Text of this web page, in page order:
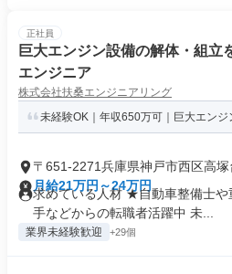
正社員
巨大エンジン設備の解体・組立
エンジニア
株式会社扶桑エンジニアリング
未経験OK｜年収650万可｜巨大エンジ
〒651-2271兵庫県神戸市西区高塚
月給21万円～24万円
求めている人材 ★自動車整備士や
手などからの転職者活躍中 未...
業界未経験歓迎 +29個